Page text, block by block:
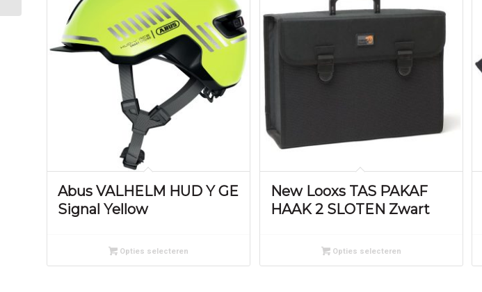
Abus VALHELM HUD Y GE
Signal Yellow
Opties selecteren
New Looxs TAS PAKAF
HAAK 2 SLOTEN Zwart
Opties selecteren